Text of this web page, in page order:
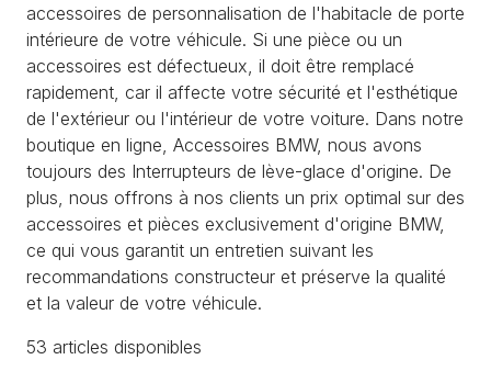
accessoires de personnalisation de l'habitacle de porte
intérieure de votre véhicule. Si une pièce ou un
accessoires est défectueux, il doit être remplacé
rapidement, car il affecte votre sécurité et l'esthétique
de l'extérieur ou l'intérieur de votre voiture. Dans notre
boutique en ligne, Accessoires BMW, nous avons
toujours des Interrupteurs de lève-glace d'origine. De
plus, nous offrons à nos clients un prix optimal sur des
accessoires et pièces exclusivement d'origine BMW,
ce qui vous garantit un entretien suivant les
recommandations constructeur et préserve la qualité
et la valeur de votre véhicule.
53 articles disponibles